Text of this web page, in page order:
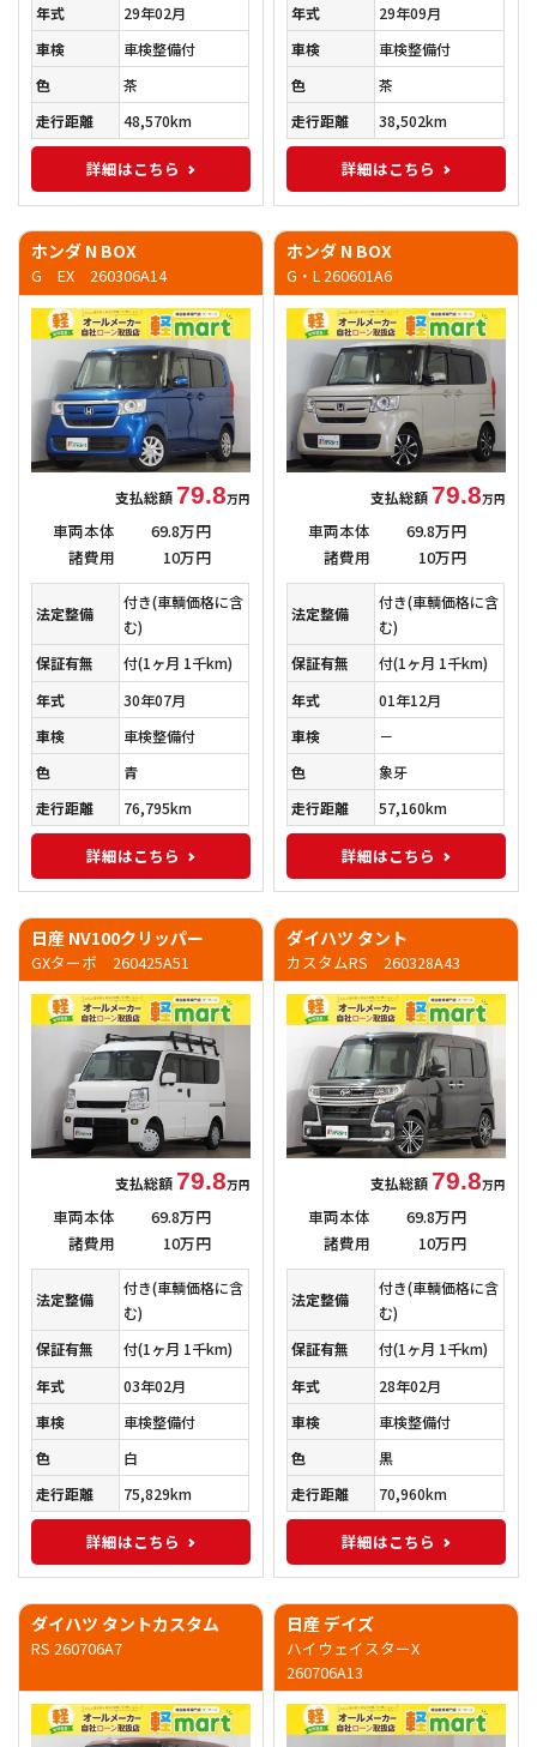
年式
29年02月
車検
車検整備付
色
茶
走行距離
48,570km
詳細はこちら
年式
29年09月
車検
車検整備付
色
茶
走行距離
38,502km
詳細はこちら
ホンダ N BOX
G EX 260306A14
支払総額 79.8万円
車両本体
69.8万円
諸費用
10万円
法定整備
付き(車輌価格に含
む)
保証有無
付(1ヶ月 1千km)
年式
30年07月
車検
車検整備付
色
青
走行距離
76,795km
詳細はこちら
ホンダ N BOX
G・L 260601A6
支払総額 79.8万円
車両本体
69.8万円
諸費用
10万円
法定整備
付き(車輌価格に含
む)
保証有無
付(1ヶ月 1千km)
年式
01年12月
車検
－
色
象牙
走行距離
57,160km
詳細はこちら
日産 NV100クリッパー
GXターボ 260425A51
支払総額 79.8万円
車両本体
69.8万円
諸費用
10万円
法定整備
付き(車輌価格に含
む)
保証有無
付(1ヶ月 1千km)
年式
03年02月
車検
車検整備付
色
白
走行距離
75,829km
詳細はこちら
ダイハツ タント
カスタムRS 260328A43
支払総額 79.8万円
車両本体
69.8万円
諸費用
10万円
法定整備
付き(車輌価格に含
む)
保証有無
付(1ヶ月 1千km)
年式
28年02月
車検
車検整備付
色
黒
走行距離
70,960km
詳細はこちら
ダイハツ タントカスタム
RS 260706A7
日産 デイズ
ハイウェイスターX
260706A13